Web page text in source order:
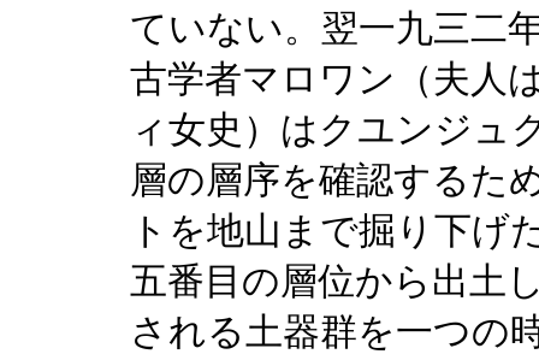
ていない。翌一九三二
古学者マロワン（夫人
ィ女史）はクユンジュ
層の層序を確認するた
トを地山まで掘り下げ
五番目の層位から出土
される土器群を一つの